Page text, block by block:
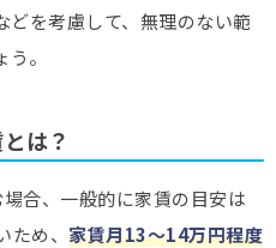
を考慮して、無理のない範
。
は？
合、一般的に家賃の目安は
め、 家賃月13～14万円程度